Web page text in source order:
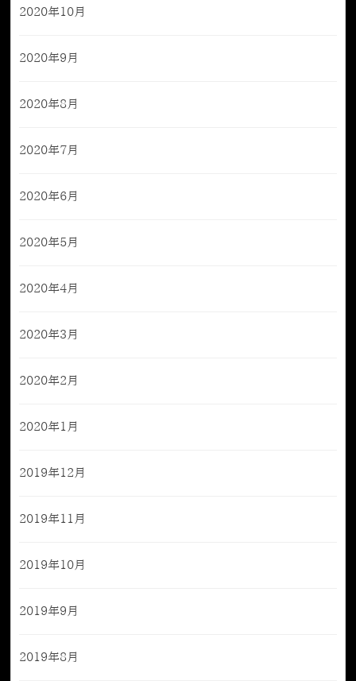
2020年10月
2020年9月
2020年8月
2020年7月
2020年6月
2020年5月
2020年4月
2020年3月
2020年2月
2020年1月
2019年12月
2019年11月
2019年10月
2019年9月
2019年8月